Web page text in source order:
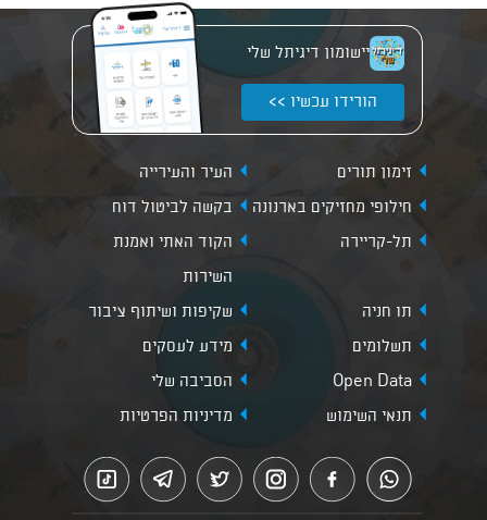
יישומון דיגיתל שלי
הורידו עכשיו >>
זימון תורים
העיר והעירייה
חילופי מחזיקים בארנונה
בקשה לביטול דוח
תל-קריירה
הקוד האתי ואמנת
השירות
תו חניה
שקיפות ושיתוף ציבור
תשלומים
מידע לעסקים
Open Data
הסביבה שלי
תנאי השימוש
מדיניות הפרטיות